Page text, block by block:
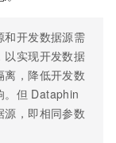
和开发数据源需
以实现开发数据
离，降低开发数
。但 Dataphin
源，即相同参数